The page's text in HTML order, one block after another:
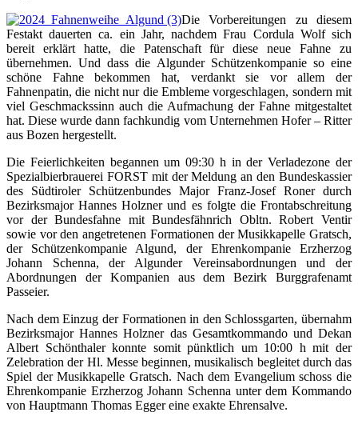
Die Vorbereitungen zu diesem
Festakt dauerten ca. ein Jahr, nachdem Frau Cordula Wolf sich
bereit erklärt hatte, die Patenschaft für diese neue Fahne zu
übernehmen. Und dass die Algunder Schützenkompanie so eine
schöne Fahne bekommen hat, verdankt sie vor allem der
Fahnenpatin, die nicht nur die Embleme vorgeschlagen, sondern mit
viel Geschmackssinn auch die Aufmachung der Fahne mitgestaltet
hat. Diese wurde dann fachkundig vom Unternehmen Hofer – Ritter
aus Bozen hergestellt.
Die Feierlichkeiten begannen um 09:30 h in der Verladezone der
Spezialbierbrauerei FORST mit der Meldung an den Bundeskassier
des Südtiroler Schützenbundes Major Franz-Josef Roner durch
Bezirksmajor Hannes Holzner und es folgte die Frontabschreitung
vor der Bundesfahne mit Bundesfähnrich Obltn. Robert Ventir
sowie vor den angetretenen Formationen der Musikkapelle Gratsch,
der Schützenkompanie Algund, der Ehrenkompanie Erzherzog
Johann Schenna, der Algunder Vereinsabordnungen und der
Abordnungen der Kompanien aus dem Bezirk Burggrafenamt
Passeier.
Nach dem Einzug der Formationen in den Schlossgarten, übernahm
Bezirksmajor Hannes Holzner das Gesamtkommando und Dekan
Albert Schönthaler konnte somit pünktlich um 10:00 h mit der
Zelebration der Hl. Messe beginnen, musikalisch begleitet durch das
Spiel der Musikkapelle Gratsch. Nach dem Evangelium schoss die
Ehrenkompanie Erzherzog Johann Schenna unter dem Kommando
von Hauptmann Thomas Egger eine exakte Ehrensalve.